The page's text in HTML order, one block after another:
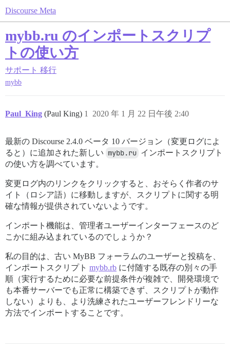
Discourse Meta
mybb.ru のインポートスクリプ
トの使い方
サポート 移行
mybb
Paul_King (Paul King) 2020 年 1 月 22 日午後 2:40
1
最新の Discourse 2.4.0 ベータ 10 バージョン（変更ログによ
ると）に追加された新しい mybb.ru インポートスクリプト
の使い方を調べています。
変更ログ内のリンクをクリックすると、おそらく作者のサ
イト（ロシア語）に移動しますが、スクリプトに関する明
確な情報が提供されていないようです。
インポート機能は、管理者ユーザーインターフェースのど
こかに組み込まれているのでしょうか？
私の目的は、古い MyBB フォーラムのユーザーと投稿を、
インポートスクリプト mybb.rb に付随する既存の別々の手
順（実行するために必要な前提条件が複雑で、開発環境で
も本番サーバーでも正常に構築できず、スクリプトが動作
しない）よりも、より洗練されたユーザーフレンドリーな
方法でインポートすることです。